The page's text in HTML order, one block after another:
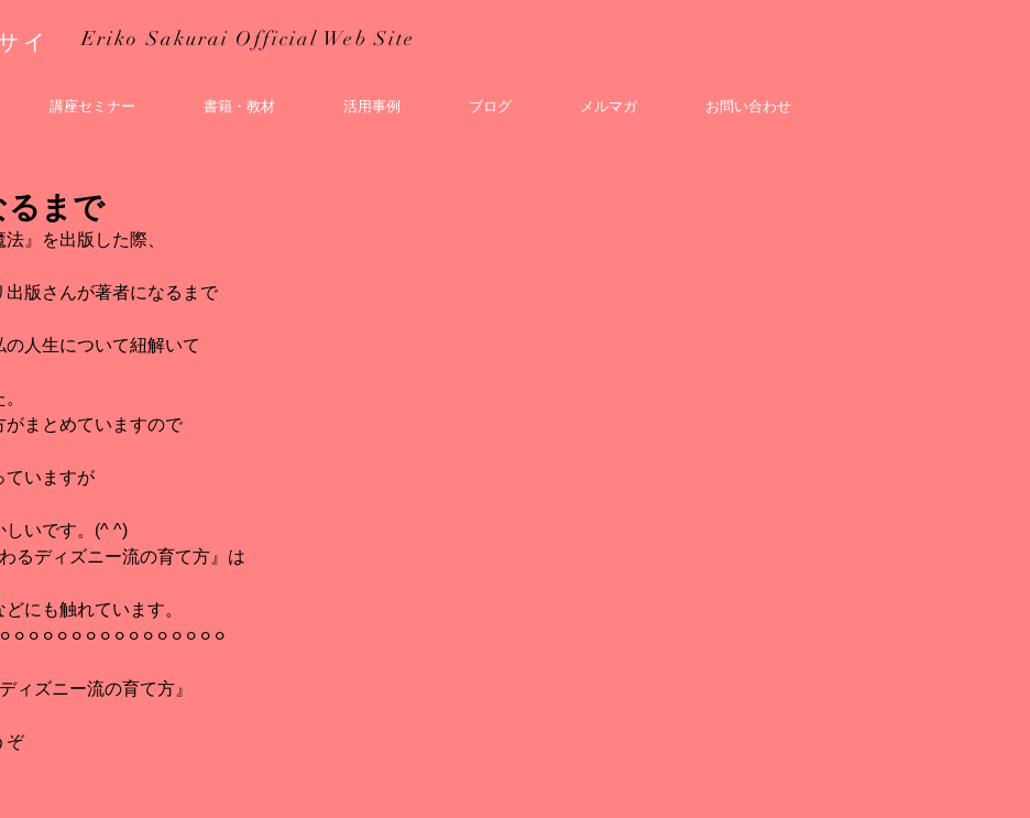
イ
Eriko Sakurai Official Web Site
講座セミナー 書籍・教材 活用事例 ブログ メルマガ お問い合わせ
るまで
法』を出版した際、
出版さんが著者になるまで
の人生について紐解いて
がまとめていますので
ていますが
しいです。(^ ^)
るディズニー流の育て方』は
にも触れています。
ィズニー流の育て方』
ぞ